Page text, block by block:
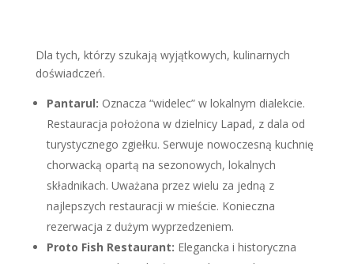
Dla tych, którzy szukają wyjątkowych, kulinarnych
doświadczeń.
Pantarul: Oznacza “widelec” w lokalnym dialekcie.
Restauracja położona w dzielnicy Lapad, z dala od
turystycznego zgiełku. Serwuje nowoczesną kuchnię
chorwacką opartą na sezonowych, lokalnych
składnikach. Uważana przez wielu za jedną z
najlepszych restauracji w mieście. Konieczna
rezerwacja z dużym wyprzedzeniem.
Proto Fish Restaurant: Elegancka i historyczna